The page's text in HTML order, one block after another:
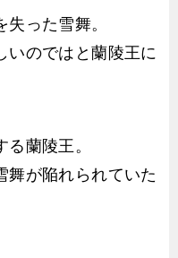
った雪舞。
いのではと蘭陵王に
蘭陵王。
舞が陥れられていた